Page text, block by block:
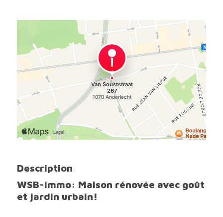
Description
WSB-immo: Maison rénovée avec goût
et jardin urbain!